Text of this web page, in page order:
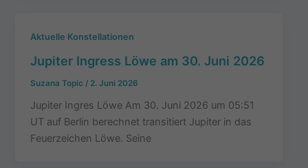
Aktuelle Konstellationen
Jupiter Ingress Löwe am 30. Juni 2026
Suzana Topic / 2. Juni 2026
Jupiter Ingres Löwe Am 30. Juni 2026 um 05:51
UT auf Berlin berechnet transitiert Jupiter in das
Feuerzeichen Löwe. Seine